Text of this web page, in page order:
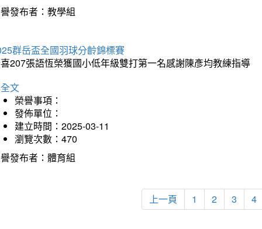
發布者：教學組
群岳盃全國羽球分齡錦標賽
207張語恆榮獲國小低年級雙打第一名感謝陳彥均教練指導
文
榮譽事項：
發佈單位：
建立時間：2025-03-11
瀏覽次數：470
發布者：體育組
上一頁 1 2 3 4